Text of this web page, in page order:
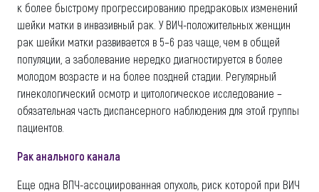
к более быстрому прогрессированию предраковых изменений
шейки матки в инвазивный рак. У ВИЧ-положительных женщин
рак шейки матки развивается в 5–6 раз чаще, чем в общей
популяции, а заболевание нередко диагностируется в более
молодом возрасте и на более поздней стадии. Регулярный
гинекологический осмотр и цитологическое исследование –
обязательная часть диспансерного наблюдения для этой группы
пациентов.
Рак анального канала
Еще одна ВПЧ-ассоциированная опухоль, риск которой при ВИЧ